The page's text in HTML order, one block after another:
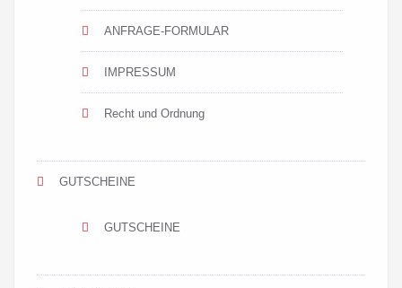
ANFRAGE-FORMULAR
IMPRESSUM
Recht und Ordnung
GUTSCHEINE
GUTSCHEINE